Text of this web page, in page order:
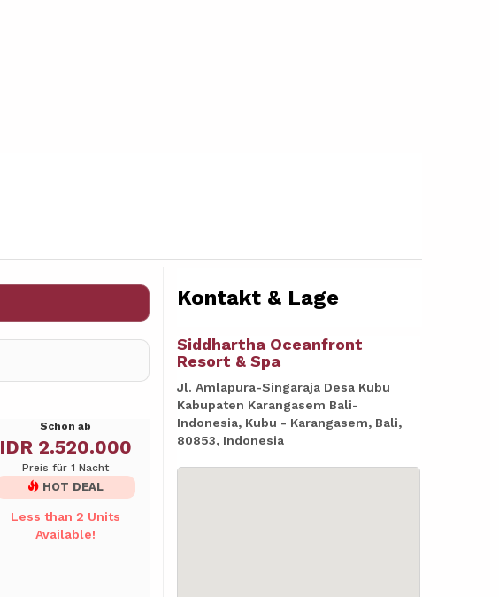
Schon ab
IDR 2.520.000
Preis für 1 Nacht
HOT DEAL
Less than 2 Units
Available!
Kontakt & Lage
Siddhartha Oceanfront
Resort & Spa
Jl. Amlapura-Singaraja Desa Kubu
Kabupaten Karangasem Bali-
Indonesia, Kubu - Karangasem, Bali,
80853, Indonesia